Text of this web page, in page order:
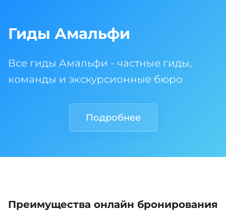
Гиды Амальфи
Все гиды Амальфи - частные гиды,
команды и экскурсионные бюро
Подробнее
Преимущества онлайн бронирования